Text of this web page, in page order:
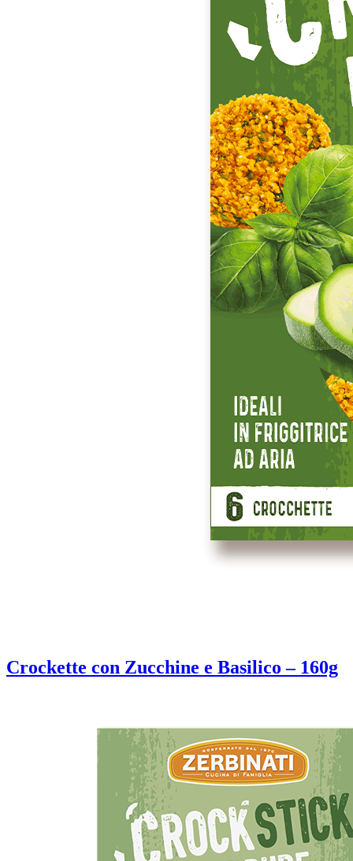
Crockette con Zucchine e Basilico – 160g